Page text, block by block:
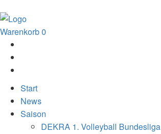
Warenkorb0
Start
News
Saison
DEKRA 1. Volleyball Bundesliga